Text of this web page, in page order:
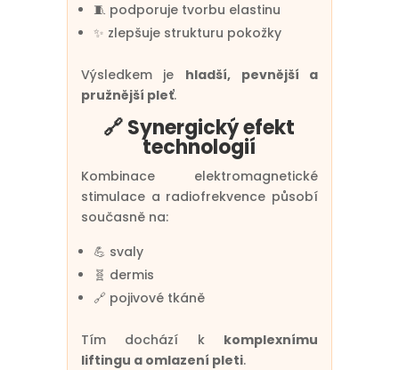
🧵 podporuje tvorbu elastinu
✨ zlepšuje strukturu pokožky
Výsledkem je hladší, pevnější a
pružnější pleť.
🔗 Synergický efekt
technologií
Kombinace elektromagnetické
stimulace a radiofrekvence působí
současně na:
💪 svaly
🧬 dermis
🔗 pojivové tkáně
Tím dochází k komplexnímu
liftingu a omlazení pleti.